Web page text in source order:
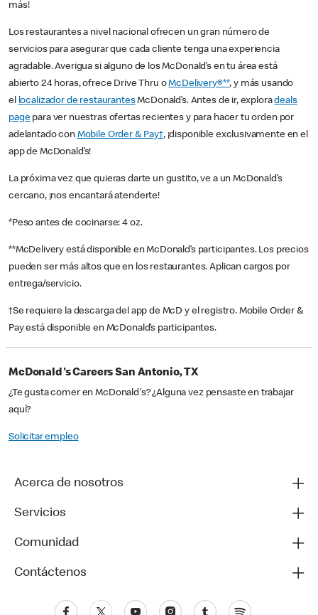
más!
Los restaurantes a nivel nacional ofrecen un gran número de
servicios para asegurar que cada cliente tenga una experiencia
agradable. Averigua si alguno de los McDonald’s en tu área está
abierto 24 horas, ofrece Drive Thru oMcDelivery®**, y más usando
el localizador de restaurantesMcDonald’s. Antes de ir, exploradeals
pagepara ver nuestras ofertas recientes y para hacer tu orden por
adelantado con Mobile Order & Pay†, ¡disponible exclusivamente en el
app de McDonald’s!
La próxima vez que quieras darte un gustito, ve a un McDonald’s
cercano, ¡nos encantará atenderte!
*Peso antes de cocinarse: 4 oz.
**McDelivery está disponible en McDonald’s participantes. Los precios
pueden ser más altos que en los restaurantes. Aplican cargos por
entrega/servicio.
†Se requiere la descarga del app de McD y el registro. Mobile Order &
Pay está disponible en McDonald’s participantes.
McDonald's Careers San Antonio, TX
¿Te gusta comer en McDonald's? ¿Alguna vez pensaste en trabajar
aquí?
Solicitar empleo
Acerca de nosotros
Servicios
Comunidad
Contáctenos